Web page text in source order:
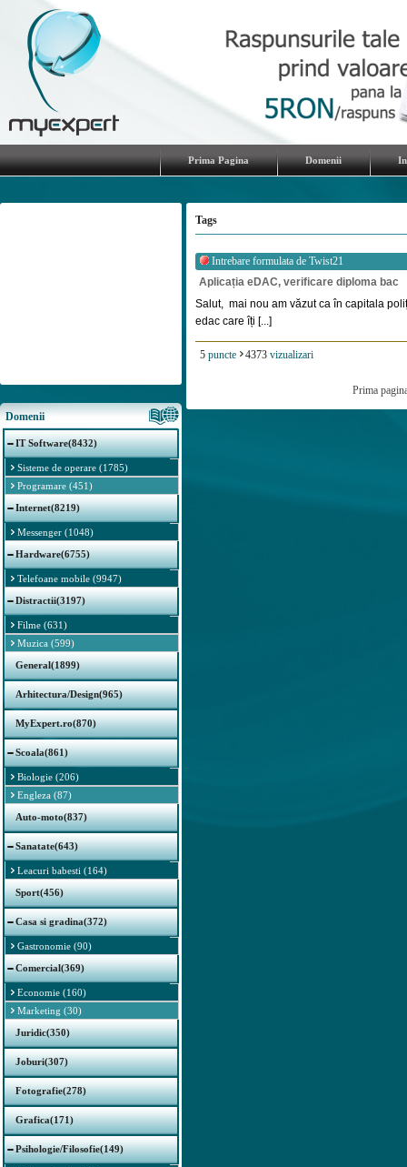
Prima Pagina Domenii
Domenii
IT Software(8432)
Sisteme de operare (1785)
Programare (451)
Internet(8219)
Messenger (1048)
Hardware(6755)
Telefoane mobile (9947)
Distractii(3197)
Filme (631)
Muzica (599)
General(1899)
Arhitectura/Design(965)
MyExpert.ro(870)
Scoala(861)
Biologie (206)
Engleza (87)
Auto-moto(837)
Sanatate(643)
Leacuri babesti (164)
Sport(456)
Casa si gradina(372)
Gastronomie (90)
Comercial(369)
Economie (160)
Marketing (30)
Juridic(350)
Joburi(307)
Fotografie(278)
Grafica(171)
Psihologie/Filosofie(149)
Tags
Intrebare formulata de Twist21
Aplicația eDAC, verificare diploma bac
Salut, mai nou am văzut ca în capitala
edac care îți [...]
5 puncte 4373 vizualizari
Prima